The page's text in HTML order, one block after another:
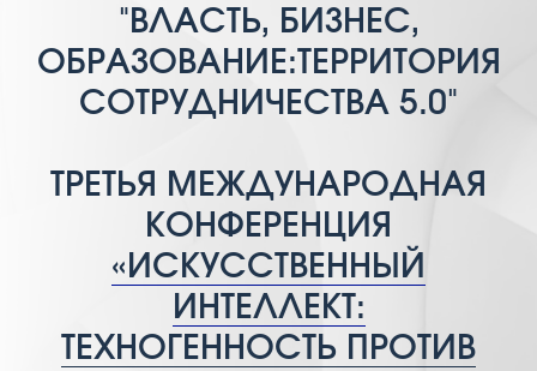
"ВЛАСТЬ, БИЗНЕС,
ОБРАЗОВАНИЕ:ТЕРРИТОРИЯ
СОТРУДНИЧЕСТВА 5.0"
ТРЕТЬЯ МЕЖДУНАРОДНАЯ
КОНФЕРЕНЦИЯ
«ИСКУССТВЕННЫЙ
ИНТЕЛЛЕКТ:
ТЕХНОГЕННОСТЬ ПРОТИВ